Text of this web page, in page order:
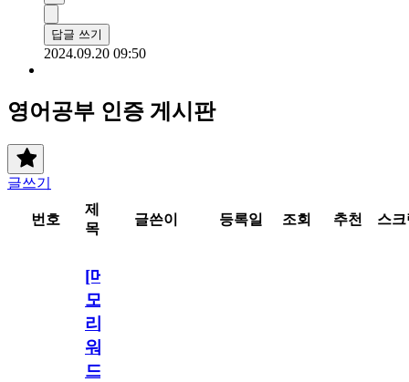
답글 쓰기
2024.09.20 09:50
영어공부 인증 게시판
글쓰기
번호
제
목
글쓴이 등록일 조회 추천 스
[메
모
리
워
드